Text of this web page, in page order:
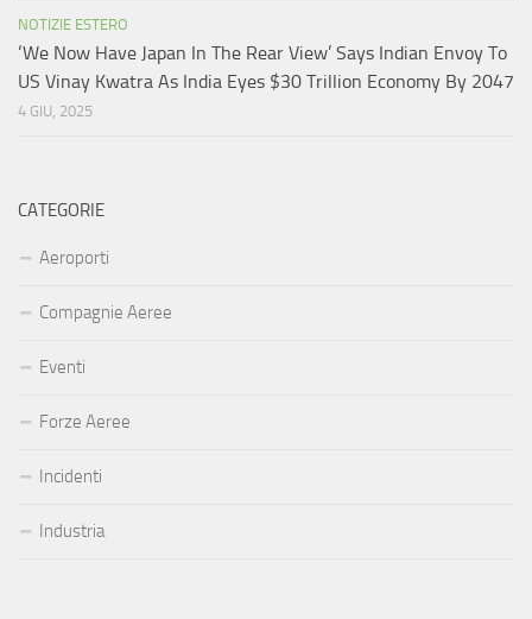
NOTIZIE ESTERO
‘We Now Have Japan In The Rear View’ Says Indian Envoy To
US Vinay Kwatra As India Eyes $30 Trillion Economy By 2047
4 GIU, 2025
CATEGORIE
Aeroporti
Compagnie Aeree
Eventi
Forze Aeree
Incidenti
Industria